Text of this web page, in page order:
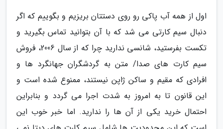
اول از همه آب پاکی رو روی دستتان بریزیم و بگوییم که اگر
دنبال سیم کارتی می شد که با آن بتوانید تماس بگیرید و
تکست بفرستید، شانسی ندارید چرا که از سال 2006، فروش
سیم کارت های صدا/ متن به گردشگران جهانگرد ها و
افرادی که مقیم و ساکن ژاپن نیستند، ممنوع شده است و
این قانون تا به امروز به شدت اجرا می گردد و بنابراین
احتمال خرید یکی از آن ها را ندارید. اما خبر خوب این